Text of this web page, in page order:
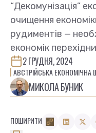
“Декомунізація”
очищення
рудиментів —
економік
2 ГРУДНЯ, 2024
АВСТРІЙСЬКА ЕКОНОМІЧНА
МИКОЛА БУНИК
ПОШИРИТИ